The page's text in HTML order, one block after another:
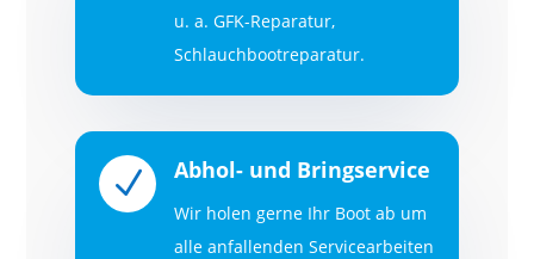
u. a. GFK-Reparatur,
Schlauchbootreparatur.
N Abhol- und Bringservice
Wir holen gerne Ihr Boot ab um
alle anfallenden Servicearbeiten